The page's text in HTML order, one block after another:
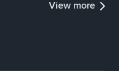
View more